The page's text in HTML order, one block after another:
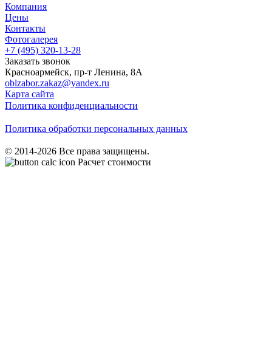
Компания
Цены
Контакты
Фотогалерея
+7 (495) 320-13-28
Заказать звонок
Красноармейск, пр-т Ленина, 8А
oblzabor.zakaz@yandex.ru
Карта сайта
Политика конфиденциальности
Политика обработки персональных данных
© 2014-2026 Все права защищены.
Расчет стоимости